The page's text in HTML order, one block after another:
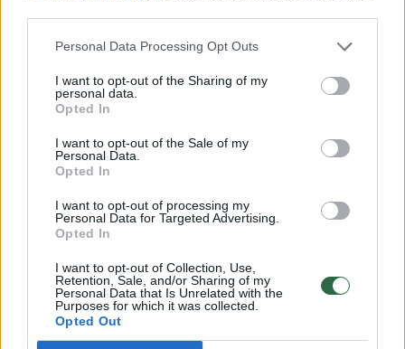
Personal Data Processing Opt Outs
I want to opt-out of the Sharing of my
personal data.
Opted In
I want to opt-out of the Sale of my
Personal Data.
Opted In
I want to opt-out of processing my
Personal Data for Targeted Advertising.
Opted In
I want to opt-out of Collection, Use,
Retention, Sale, and/or Sharing of my
Personal Data that Is Unrelated with the
Purposes for which it was collected.
Opted Out
Santorinio „fava“.
Pranešimo autorių nuotr.
Patiekalui reikės:
500 g skaldytų žirnių;